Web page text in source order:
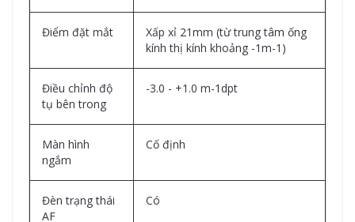
Điểm đặt mắt
Xấp xỉ 21mm (từ trung tâm ống
kính thị kính khoảng -1m-1)
Điều chỉnh độ
tụ bên trong
-3.0 - +1.0 m-1dpt
Màn hình
ngắm
Cố định
Đèn trạng thái
AF
Có